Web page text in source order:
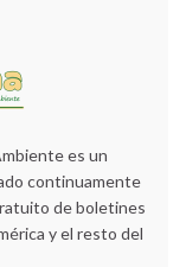
es un
continuamente
de boletines
y el resto del